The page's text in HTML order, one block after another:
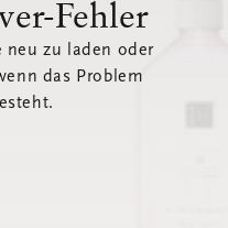
Fehler
neu zu laden oder
das Problem